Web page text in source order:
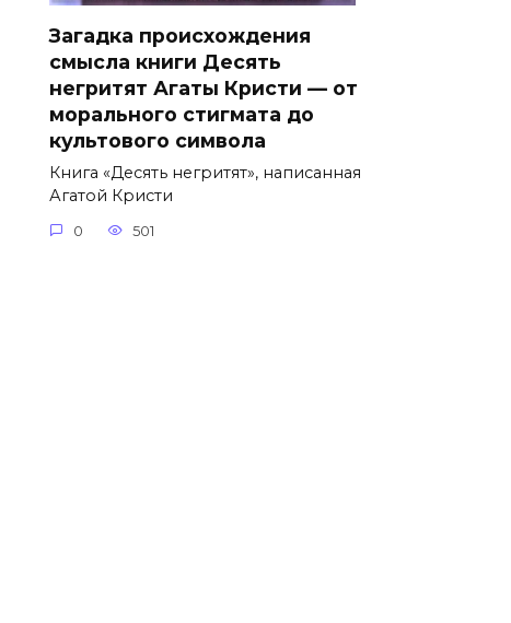
Загадка происхождения
смысла книги Десять
негритят Агаты Кристи — от
морального стигмата до
культового символа
Книга «Десять негритят», написанная
Агатой Кристи
0 501